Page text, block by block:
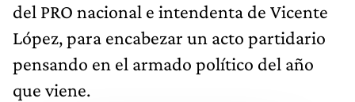
del PRO nacional e intendenta de Vicente
López, para encabezar un acto partidario
pensando en el armado político del año
que viene.